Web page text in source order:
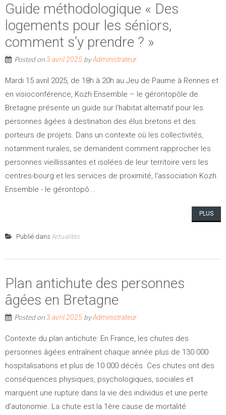
Guide méthodologique « Des
logements pour les séniors,
comment s’y prendre ? »
Posted on3 avril 2025 byAdministrateur
Mardi 15 avril 2025, de 18h à 20h au Jeu de Paume à Rennes et
en visioconférence, Kozh Ensemble – le gérontopôle de
Bretagne présente un guide sur l’habitat alternatif pour les
personnes âgées à destination des élus bretons et des
porteurs de projets. Dans un contexte où les collectivités,
notamment rurales, se demandent comment rapprocher les
personnes vieillissantes et isolées de leur territoire vers les
centres-bourg et les services de proximité, l’association Kozh
Ensemble - le gérontopô...
PLUS
Publié dans Actualités
Plan antichute des personnes
âgées en Bretagne
Posted on3 avril 2025 byAdministrateur
Contexte du plan antichute: En France, les chutes des
personnes âgées entraînent chaque année plus de 130 000
hospitalisations et plus de 10 000 décès. Ces chutes ont des
conséquences physiques, psychologiques, sociales et
marquent une rupture dans la vie des individus et une perte
d’autonomie. La chute est la 1ère cause de mortalité